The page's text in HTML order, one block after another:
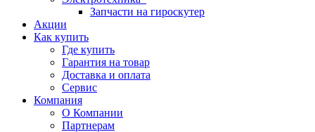
Запчасти на гироскутер
Акции
Как купить
Где купить
Гарантия на товар
Доставка и оплата
Сервис
Компания
О Компании
Партнерам